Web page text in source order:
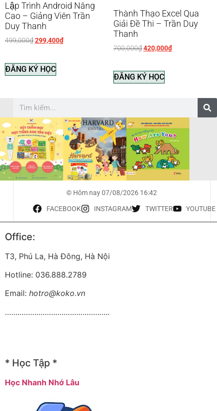
Lập Trình Android Nâng
Cao – Giảng Viên Trần
Duy Thanh
499,000₫299,400₫
ĐĂNG KÝ HỌC
Thành Thạo Excel Qua
Giải Đề Thi – Trần Duy
Thanh
700,000₫420,000₫
ĐĂNG KÝ HỌC
© Hôm nay 07/08/2026 16:42
FACEBOOK INSTAGRAM TWITTER YOUTUBE
Office:
T3, Phú La, Hà Đông, Hà Nội
Hotline: 036.888.2789
Email: hotro@koko.vn
…………………………………………..
* Học Tập *
Học Nhanh Nhớ Lâu